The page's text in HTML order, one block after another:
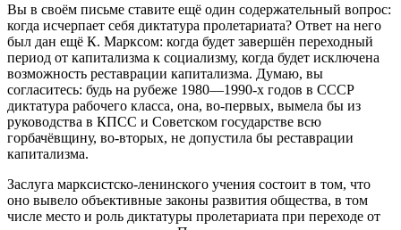
Вы в своём письме ставите ещё один содержательный вопрос:
когда исчерпает себя диктатура пролетариата? Ответ на него
был дан ещё К. Марксом: когда будет завершён переходный
период от капитализма к социализму, когда будет исключена
возможность реставрации капитализма. Думаю, вы
согласитесь: будь на рубеже 1980—1990-х годов в СССР
диктатура рабочего класса, она, во-первых, вымела бы из
руководства в КПСС и Советском государстве всю
горбачёвщину, во-вторых, не допустила бы реставрации
капитализма.
Заслуга марксистско-ленинского учения состоит в том, что
оно вывело объективные законы развития общества, в том
числе место и роль диктатуры пролетариата при переходе от